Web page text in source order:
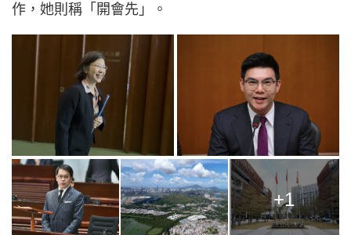
作，她則稱「開會先」。
+1